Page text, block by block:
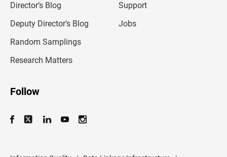
Director’s Blog
Deputy Director’s Blog
Random Samplings
Research Matters
Support
Jobs
Follow